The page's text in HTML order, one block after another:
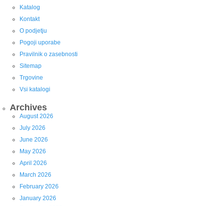
Katalog
Kontakt
O podjetju
Pogoji uporabe
Pravilnik o zasebnosti
Sitemap
Trgovine
Vsi katalogi
Archives
August 2026
July 2026
June 2026
May 2026
April 2026
March 2026
February 2026
January 2026